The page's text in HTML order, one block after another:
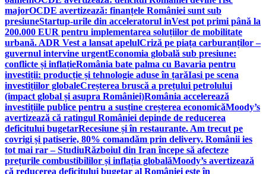
majorOCDE avertizează: finanțele României sunt sub
presiuneStartup-urile din acceleratorul inVest pot primi până la
200.000 EUR pentru implementarea soluțiilor de mobilitate
urbană. ADR Vest a lansat apelulCriză pe piața carburanților –
guvernul intervine urgentEconomia globală sub presiune:
conflicte și inflațieRomânia bate palma cu Bavaria pentru
investiții: producție și tehnologie aduse în țarăIasi pe scena
investițiilor globaleCreșterea bruscă a prețului petrolului
(impact global și asupra României)România accelerează
investițiile publice pentru a susține creșterea economicăMoody’s
avertizează că ratingul României depinde de reducerea
deficitului bugetarRecesiune și în restaurante. Am trecut pe
covrigi și patiserie, 80% comandăm prin delivery. Românii ies
tot mai rar – StudiuRăzboiul din Iran începe să afecteze
prețurile combustibililor și inflația globalăMoody’s avertizează
că reducerea deficitului bugetar al României este în